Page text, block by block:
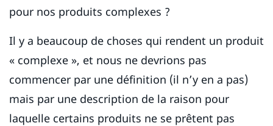
pour nos produits complexes ?
Il y a beaucoup de choses qui rendent un produit
« complexe », et nous ne devrions pas
commencer par une définition (il n’y en a pas)
mais par une description de la raison pour
laquelle certains produits ne se prêtent pas